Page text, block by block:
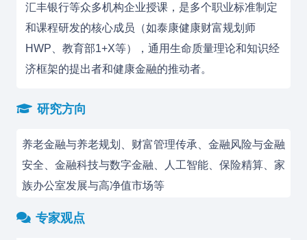
汇丰银行等众多机构企业授课，是多个职业标准制定
和课程研发的核心成员（如泰康健康财富规划师
HWP、教育部1+X等），通用生命质量理论和知识经
济框架的提出者和健康金融的推动者。
研究方向
养老金融与养老规划、财富管理传承、金融风险与金融
安全、金融科技与数字金融、人工智能、保险精算、家
族办公室发展与高净值市场等
专家观点